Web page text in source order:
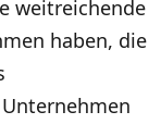
weitreichende
haben, die